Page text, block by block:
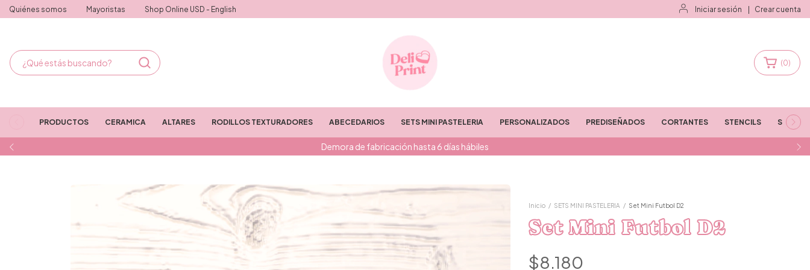
Quiénes somos Mayoristas Shop Online USD - English Iniciar sesión Crear cuenta
Demora de fabricación hasta 6 días hábiles
(0)
PRODUCTOS CERAMICA ALTARES RODILLOS TEXTURADORES ABECEDARIOS SETS MINI PASTELERIA PERSONALIZADOS PREDISEÑADOS CORTANTES STENCILS STAMPS
Inicio / SETS MINI PASTELERIA / Set Mini Futbol D2
Set Mini Futbol D2
$8.180